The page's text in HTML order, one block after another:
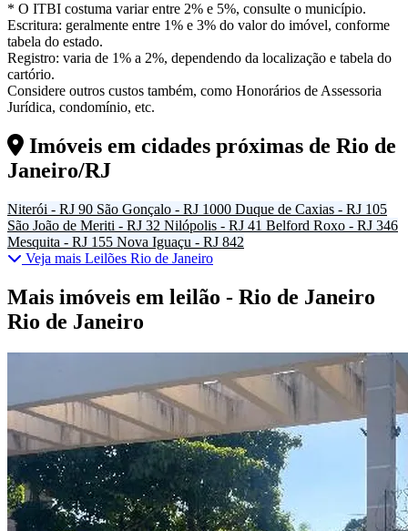
* O ITBI costuma variar entre 2% e 5%, consulte o município.
Escritura: geralmente entre 1% e 3% do valor do imóvel, conforme
tabela do estado.
Registro: varia de 1% a 2%, dependendo da localização e tabela do
cartório.
Considere outros custos também, como Honorários de Assessoria
Jurídica, condomínio, etc.
Imóveis em cidades próximas de Rio de
Janeiro/RJ
Niterói - RJ 90 São Gonçalo - RJ 1000 Duque de Caxias - RJ 105
São João de Meriti - RJ 32 Nilópolis - RJ 41 Belford Roxo - RJ 346
Mesquita - RJ 155 Nova Iguaçu - RJ 842
Veja mais Leilões Rio de Janeiro
Mais imóveis em leilão - Rio de Janeiro
Rio de Janeiro